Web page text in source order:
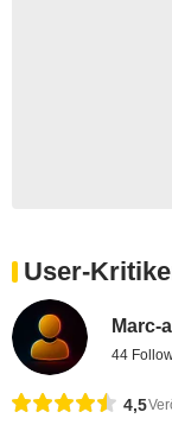
User-
Marc-
44
4,5